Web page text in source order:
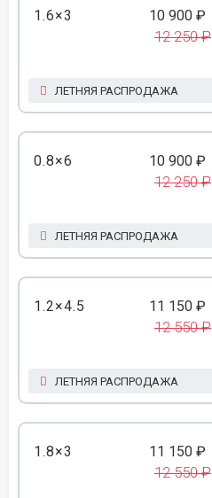
1.6×3 10 900 ₽
12 250 ₽
ЛЕТНЯЯ РАСПРОДАЖА
0.8×6 10 900 ₽
12 250 ₽
ЛЕТНЯЯ РАСПРОДАЖА
1.2×4.5 11 150 ₽
12 550 ₽
ЛЕТНЯЯ РАСПРОДАЖА
1.8×3 11 150 ₽
12 550 ₽